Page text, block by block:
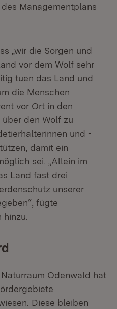
Managementplans
„wir die Sorgen und
vor dem Wolf sehr
tuen das Land und
die Menschen
vor Ort in den
den Wolf zu
und -
damit ein
sei. „Allein im
Land fast drei
unserer
fügte
Odenwald hat
Diese bleiben